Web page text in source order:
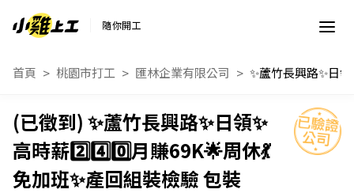
隨你開工
首頁 桃園市打工 匯林企業有限公司
✨蘆竹長興路✨日領✨
高時薪2️⃣4️⃣0️⃣月賺69K🌟周休💃
免加班✨產回組裝檢驗 包裝